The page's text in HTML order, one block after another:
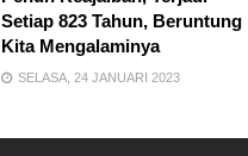
Setiap 823 Tahun, Beruntung
Kita Mengalaminya
SELASA, 24 JANUARI 2023